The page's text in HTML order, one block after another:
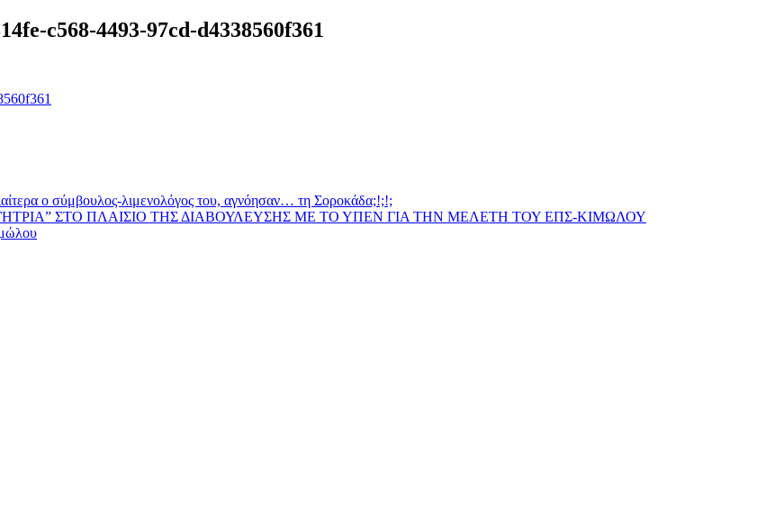
c568-4493-97cd-d4338560f361
ο σύμβουλος-λιμενολόγος του, αγνόησαν… τη Σοροκάδα;!;!;
ΣΤΟ ΠΛΑΙΣΙΟ ΤΗΣ ΔΙΑΒΟΥΛΕΥΣΗΣ ΜΕ ΤΟ ΥΠΕΝ ΓΙΑ ΤΗΝ ΜΕΛΕΤΗ ΤΟΥ ΕΠΣ-ΚΙΜΩΛΟΥ